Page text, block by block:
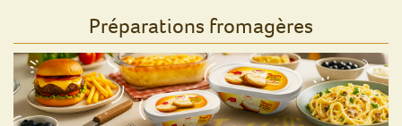
Préparations fromagères